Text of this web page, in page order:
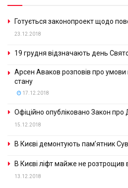
Готується законопроект щодо
23.12.2018
19 грудня відзначають день
Арсен Аваков розповів про
стану
17.12.2018
Офіційно опубліковано Закон
15.12.2018
В Києві демонтують пам’ятник
В Києві ліфт майже не розтрощив
13.12.2018